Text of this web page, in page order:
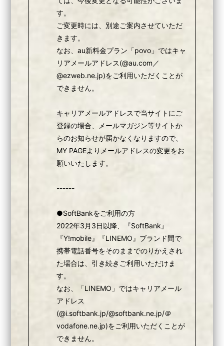
す。
ご変更時には、別途ご案内させていただ
きます。
なお、au新料金プラン「povo」ではキャ
リアメールアドレス(@au.com／
@ezweb.ne.jp)をご利用いただくことが
できません。
キャリアメールアドレスで当サイトにご
登録の場合、メールマガジン等サイトか
らのお知らせが届かなくなりますので、
MY PAGEよりメールアドレスの変更をお
願いいたします。
------
●SoftBankをご利用の方
2022年3月3日以降、『SoftBank』
『Y!mobile』『LINEMO』ブランド間で
携帯電話番号をそのままでのりかえされ
た場合は、引き続きご利用いただけま
す。
なお、「LINEMO」ではキャリアメール
アドレス
(@i.softbank.jp/@softbank.ne.jp/＠
vodafone.ne.jp)をご利用いただくことが
できません。